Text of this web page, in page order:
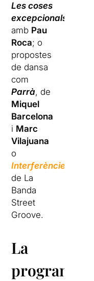
Les coses
excepcionals
amb Pau
Roca; o
propostes
de dansa
com
Parrà, de
Miquel
Barcelona
i Marc
Vilajuana
o
Interferències
de La
Banda
Street
Groove.
La
programació